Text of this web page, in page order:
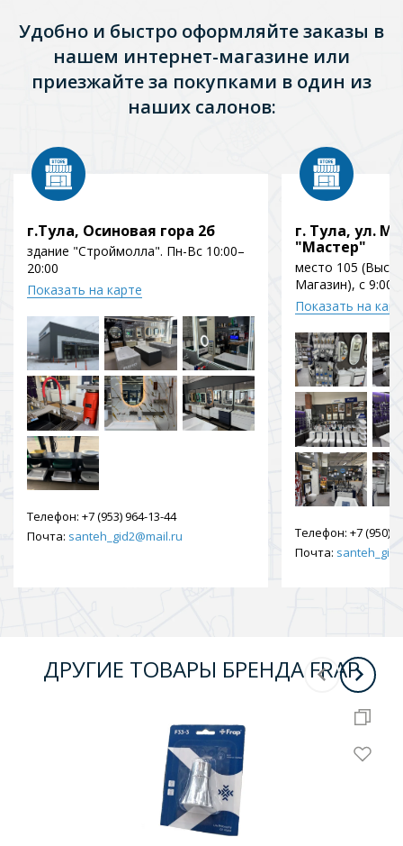
Удобно и быстро оформляйте заказы в
нашем интернет-магазине или
приезжайте за покупками в один из
наших салонов:
г.Тула, Осиновая гора 2б
здание "Строймолла". Пн-Вс 10:00–
20:00
Показать на карте
Телефон: +7 (953) 964-13-44
Почта: santeh_gid2@mail.ru
г. Тула, ул.
"Мастер"
место 105
Магазин), с 9:00
Показать на
Телефон: +7 (950)
Почта:
ДРУГИЕ ТОВАРЫ БРЕНДА FRAP